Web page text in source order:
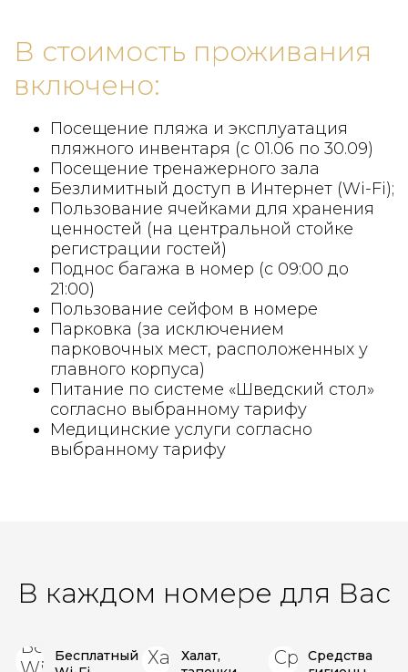
В стоимость проживания
включено:
Посещение пляжа и эксплуатация
пляжного инвентаря (с 01.06 по 30.09)
Посещение тренажерного зала
Безлимитный доступ в Интернет (Wi-Fi);
Пользование ячейками для хранения
ценностей (на центральной стойке
регистрации гостей)
Поднос багажа в номер (с 09:00 до
21:00)
Пользование сейфом в номере
Парковка (за исключением
парковочных мест, расположенных у
главного корпуса)
Питание по системе «Шведский стол»
согласно выбранному тарифу
Медицинские услуги согласно
выбранному тарифу
В каждом номере для Вас
Бесплатный
Халат,
Средства